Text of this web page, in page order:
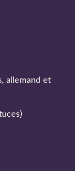
allemand et